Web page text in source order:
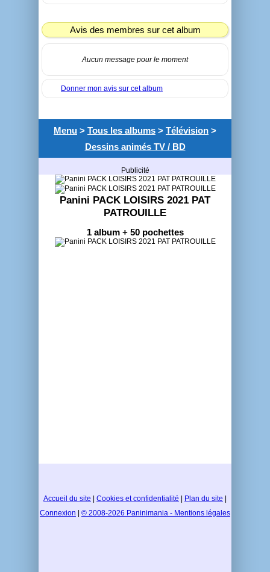
Avis des membres sur cet album
Aucun message pour le moment
Donner mon avis sur cet album
Menu > Tous les albums > Télévision >
Dessins animés TV / BD
Publicité
Panini PACK LOISIRS 2021 PAT
PATROUILLE
1 album + 50 pochettes
Accueil du site Cookies et confidentialité Plan du site
Connexion
© 2008-2026 Paninimania - Mentions légales